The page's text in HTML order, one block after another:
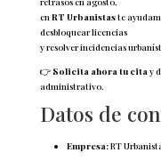
enRT Urbanistaste
desbloquear licencias
y resolver incidencias
👉 Solicita ahora tu citay
administrativo.
Datos de
Empresa:RT